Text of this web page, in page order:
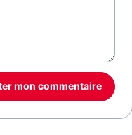
mon commentaire